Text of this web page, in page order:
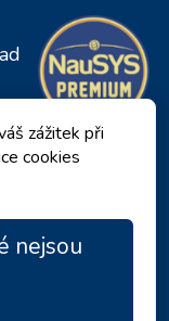
zážitek při
cookies
nejsou